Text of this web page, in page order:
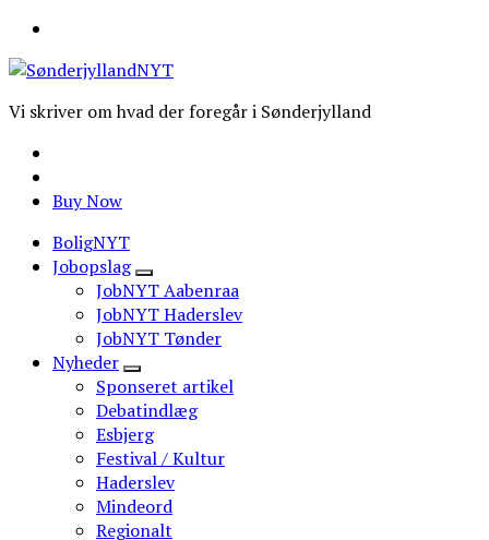
Vi skriver om hvad der foregår i Sønderjylland
Buy Now
BoligNYT
Jobopslag
JobNYT Aabenraa
JobNYT Haderslev
JobNYT Tønder
Nyheder
Sponseret artikel
Debatindlæg
Esbjerg
Festival / Kultur
Haderslev
Mindeord
Regionalt